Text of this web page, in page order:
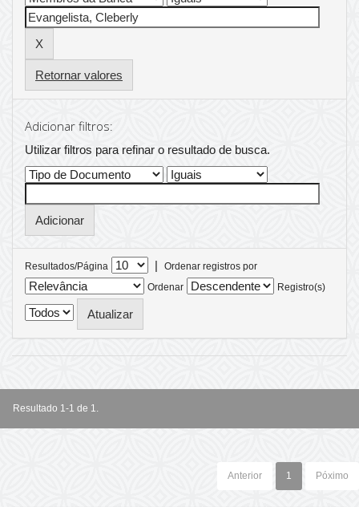
Retornar valores
Adicionar filtros:
Utilizar filtros para refinar o resultado de busca.
Resultados/Página |
Ordenar registros por
Ordenar
Registro(s)
Resultado 1-1 de 1.
Anterior 1 Póximo